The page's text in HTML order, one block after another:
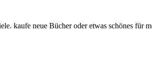
kaufe neue Bücher oder etwas schönes für